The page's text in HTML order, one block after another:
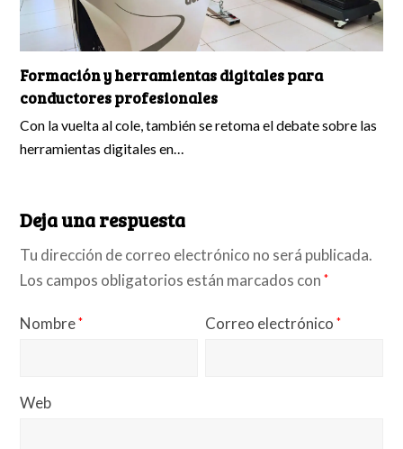
Formación y herramientas digitales para
conductores profesionales
Con la vuelta al cole, también se retoma el debate sobre las
herramientas digitales en…
Deja una respuesta
Tu dirección de correo electrónico no será publicada.
Los campos obligatorios están marcados con*
Nombre* Correo electrónico*
Web